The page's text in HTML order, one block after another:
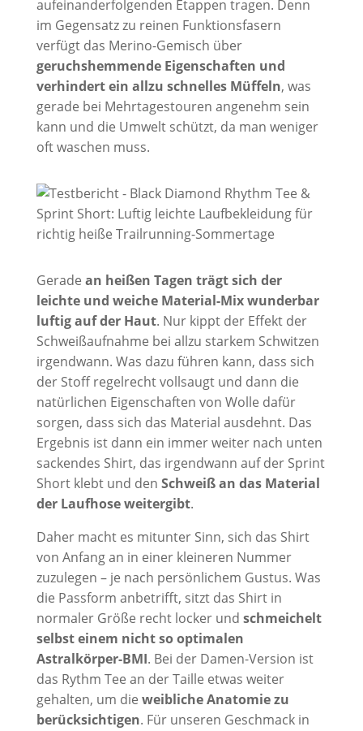
aufeinanderfolgenden Etappen tragen. Denn
im Gegensatz zu reinen Funktionsfasern
verfügt das Merino-Gemisch über
geruchshemmende Eigenschaften und
verhindert ein allzu schnelles Müffeln, was
gerade bei Mehrtagestouren angenehm sein
kann und die Umwelt schützt, da man weniger
oft waschen muss.
Gerade an heißen Tagen trägt sich der
leichte und weiche Material-Mix wunderbar
luftig auf der Haut. Nur kippt der Effekt der
Schweißaufnahme bei allzu starkem Schwitzen
irgendwann. Was dazu führen kann, dass sich
der Stoff regelrecht vollsaugt und dann die
natürlichen Eigenschaften von Wolle dafür
sorgen, dass sich das Material ausdehnt. Das
Ergebnis ist dann ein immer weiter nach unten
sackendes Shirt, das irgendwann auf der Sprint
Short klebt und den Schweiß an das Material
der Laufhose weitergibt.
Daher macht es mitunter Sinn, sich das Shirt
von Anfang an in einer kleineren Nummer
zuzulegen – je nach persönlichem Gustus. Was
die Passform anbetrifft, sitzt das Shirt in
normaler Größe recht locker und schmeichelt
selbst einem nicht so optimalen
Astralkörper-BMI. Bei der Damen-Version ist
das Rythm Tee an der Taille etwas weiter
gehalten, um die weibliche Anatomie zu
berücksichtigen. Für unseren Geschmack in